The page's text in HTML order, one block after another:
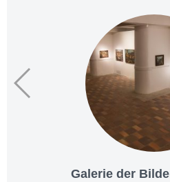
Galerie der